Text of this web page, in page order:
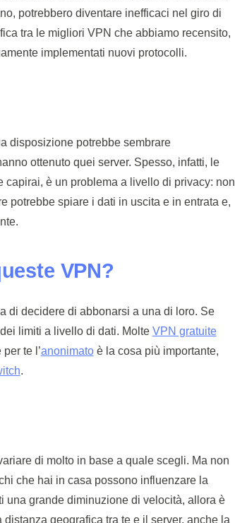
potrebbero diventare inefficaci nel giro di
tra le migliori VPN che abbiamo recensito,
implementati nuovi protocolli.
disposizione potrebbe sembrare
ottenuto quei server. Spesso, infatti, le
è un problema a livello di privacy: non
potrebbe spiare i dati in uscita e in entrata e,
VPN?
di decidere di abbonarsi a una di loro. Se
limiti a livello di dati. Molte VPN gratuite
te l’anonimatoè la cosa più importante,
.
di molto in base a quale scegli. Ma non
che hai in casa possono influenzare la
una grande diminuzione di velocità, allora è
geografica tra te e il server, anche la